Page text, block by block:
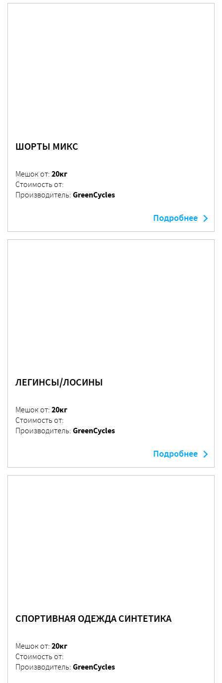
ШОРТЫ МИКС
Мешок от: 20кг
Стоимость от:
Производитель: GreenCycles
Подробнее
ЛЕГИНСЫ/ЛОСИНЫ
Мешок от: 20кг
Стоимость от:
Производитель: GreenCycles
Подробнее
СПОРТИВНАЯ ОДЕЖДА СИНТЕТИКА
Мешок от: 20кг
Стоимость от:
Производитель: GreenCycles